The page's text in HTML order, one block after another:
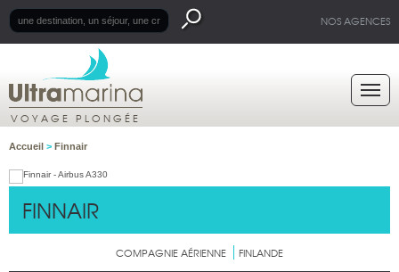
NOS AGENCES
VOYAGE PLONGÉE
Accueil > Finnair
FINNAIR
COMPAGNIE AÉRIENNE FINLANDE